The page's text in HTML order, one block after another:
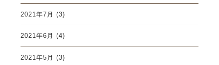
2021年7月 (3)
2021年6月 (4)
2021年5月 (3)